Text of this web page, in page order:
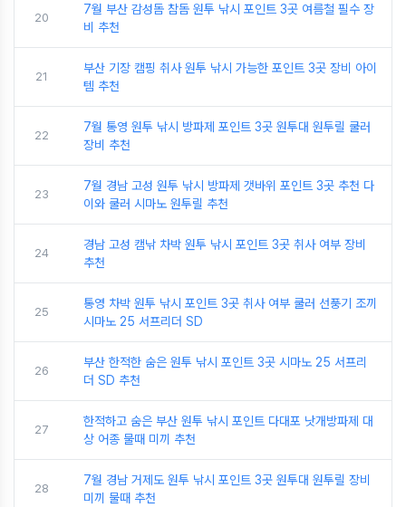
20
7월 부산 감성돔 참돔 원투 낚시 포인트 3곳 여름철 필수 장
비 추천
21
부산 기장 캠핑 취사 원투 낚시 가능한 포인트 3곳 장비 아이
템 추천
22
7월 통영 원투 낚시 방파제 포인트 3곳 원투대 원투릴 쿨러
장비 추천
23
7월 경남 고성 원투 낚시 방파제 갯바위 포인트 3곳 추천 다
이와 쿨러 시마노 원투릴 추천
24
경남 고성 캠낚 차박 원투 낚시 포인트 3곳 취사 여부 장비
추천
25
통영 차박 원투 낚시 포인트 3곳 취사 여부 쿨러 선풍기 조끼
시마노 25 서프리더 SD
26
부산 한적한 숨은 원투 낚시 포인트 3곳 시마노 25 서프리
더 SD 추천
27
한적하고 숨은 부산 원투 낚시 포인트 다대포 낫개방파제 대
상 어종 물때 미끼 추천
28
7월 경남 거제도 원투 낚시 포인트 3곳 원투대 원투릴 장비
미끼 물때 추천